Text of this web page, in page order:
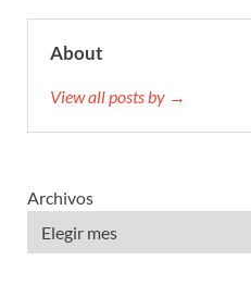
About
View all posts by →
Archivos